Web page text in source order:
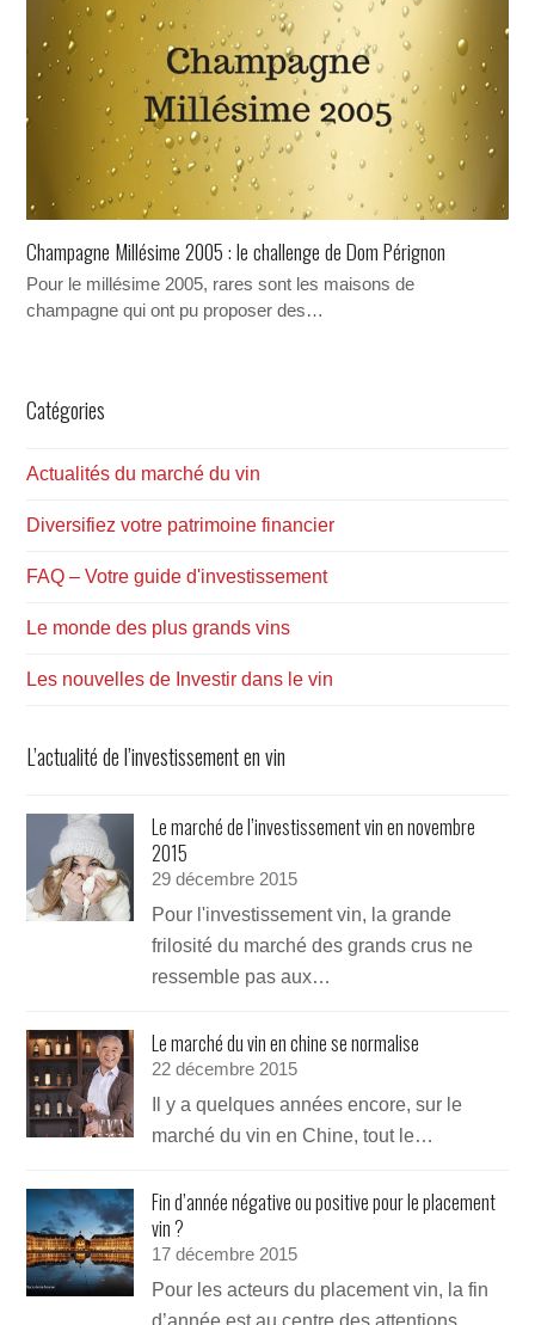
Champagne Millésime 2005 : le challenge de Dom Pérignon
Pour le millésime 2005, rares sont les maisons de
champagne qui ont pu proposer des…
Catégories
Actualités du marché du vin
Diversifiez votre patrimoine financier
FAQ – Votre guide d'investissement
Le monde des plus grands vins
Les nouvelles de Investir dans le vin
L’actualité de l’investissement en vin
Le marché de l’investissement vin en novembre
2015
29 décembre 2015
Pour l'investissement vin, la grande
frilosité du marché des grands crus ne
ressemble pas aux…
Le marché du vin en chine se normalise
22 décembre 2015
Il y a quelques années encore, sur le
marché du vin en Chine, tout le…
Fin d’année négative ou positive pour le placement
vin ?
17 décembre 2015
Pour les acteurs du placement vin, la fin
d’année est au centre des attentions.